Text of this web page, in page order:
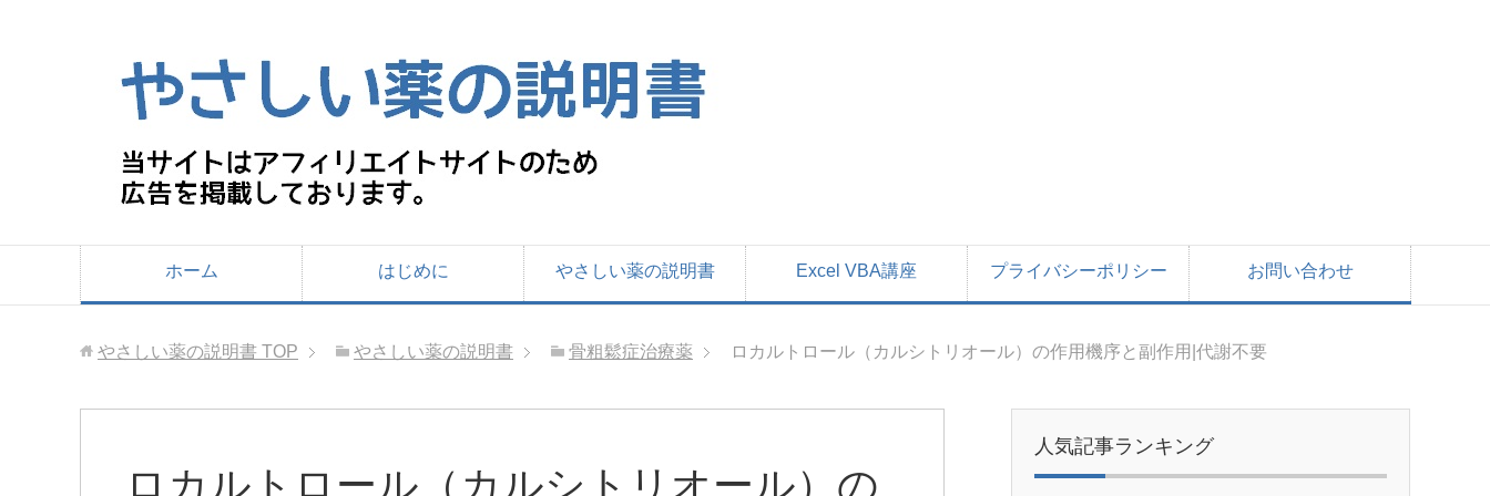
ホーム はじめに やさしい薬の説明書 Excel VBA講座 プライバシーポリシー お問い合わせ
やさしい薬の説明書 TOP やさしい薬の説明書 骨粗鬆症治療薬 ロカルトロール（カルシトリオール）の作用機序と副作用|代謝不要
ロカルトロール（カルシトリオール）の
人気記事ランキング